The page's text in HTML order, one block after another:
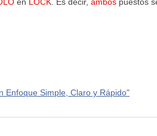
en LOCK. Es decir, ambos puestos
Enfoque Simple, Claro y Rápido"